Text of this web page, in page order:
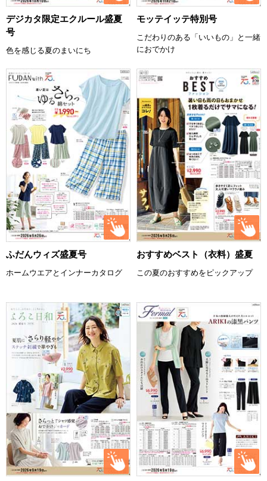
デジカタ限定エクルール盛夏
号
色を感じる夏のまいにち
モッテイッテ特別号
こだわりのある「いいもの」と一緒
におでかけ
ふだんウィズ盛夏号
ホームウエアとインナーカタログ
おすすめベスト（衣料）盛夏
この夏のおすすめをピックアップ